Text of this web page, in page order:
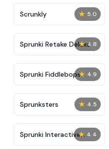
★ 5.0
Scrunkly
★ 4.8
Sprunki Retake Deluxe
★ 4.9
Sprunki Fiddlebops
★ 4.5
Sprunksters
★ 4.4
Sprunki Interactive
Tunner